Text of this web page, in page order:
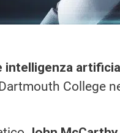
intelligenza
College